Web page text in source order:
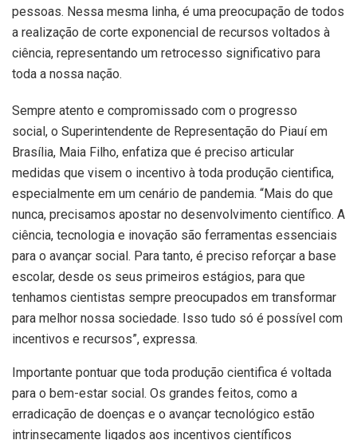
pessoas. Nessa mesma linha, é uma preocupação de todos
a realização de corte exponencial de recursos voltados à
ciência, representando um retrocesso significativo para
toda a nossa nação.
Sempre atento e compromissado com o progresso
social, o Superintendente de Representação do Piauí em
Brasília, Maia Filho, enfatiza que é preciso articular
medidas que visem o incentivo à toda produção cientifica,
especialmente em um cenário de pandemia. “Mais do que
nunca, precisamos apostar no desenvolvimento científico. A
ciência, tecnologia e inovação são ferramentas essenciais
para o avançar social. Para tanto, é preciso reforçar a base
escolar, desde os seus primeiros estágios, para que
tenhamos cientistas sempre preocupados em transformar
para melhor nossa sociedade. Isso tudo só é possível com
incentivos e recursos”, expressa.
Importante pontuar que toda produção cientifica é voltada
para o bem-estar social. Os grandes feitos, como a
erradicação de doenças e o avançar tecnológico estão
intrinsecamente ligados aos incentivos científicos